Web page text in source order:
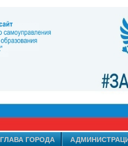
ГЛАВА ГОРОДА